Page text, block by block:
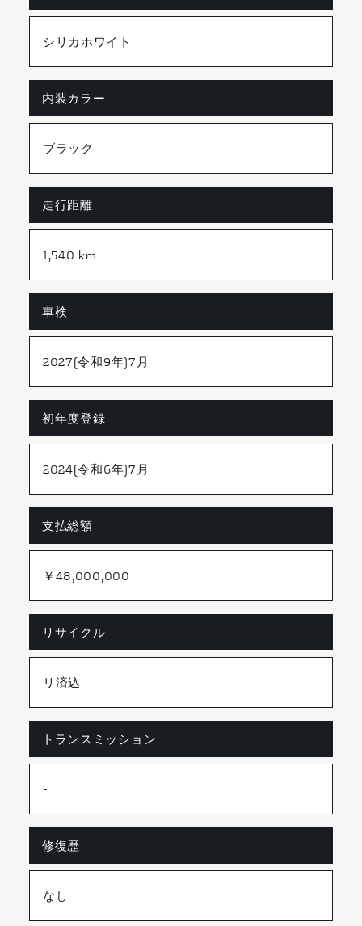
シリカホワイト
内装カラー
ブラック
走行距離
1,540 km
車検
2027(令和9年)7月
初年度登録
2024(令和6年)7月
支払総額
￥48,000,000
リサイクル
リ済込
トランスミッション
-
修復歴
なし